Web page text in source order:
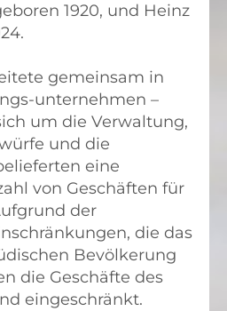
1920, und Heinz
gemeinsam in
unternehmen –
um die Verwaltung,
und die
eine
von Geschäften für
der
die das
Bevölkerung
die Geschäfte des
eingeschränkt.